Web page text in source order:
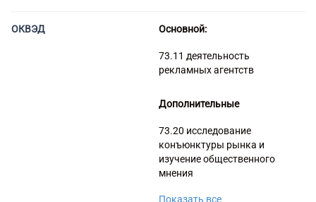
Страховые компании
ОКВЭД Основной:
73.11 деятельность
рекламных агентств
Дополнительные
73.20 исследование
конъюнктуры рынка и
изучение общественного
мнения
Показать все